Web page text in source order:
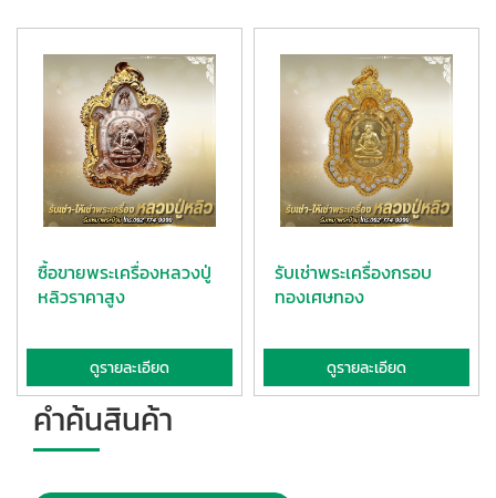
ซื้อขายพระเครื่องหลวงปู่
หลิวราคาสูง
ดูรายละเอียด
รับเช่าพระเครื่องกรอบ
ทองเศษทอง
ดูรายละเอียด
คำค้นสินค้า